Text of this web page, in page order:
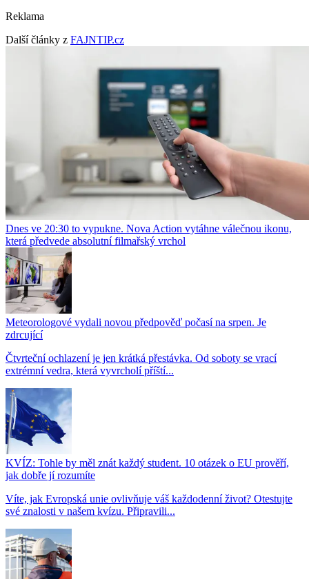
Reklama
Další články z FAJNTIP.cz
Dnes ve 20:30 to vypukne. Nova Action vytáhne válečnou ikonu,
která předvede absolutní filmařský vrchol
Meteorologové vydali novou předpověď počasí na srpen. Je
zdrcující
Čtvrteční ochlazení je jen krátká přestávka. Od soboty se vrací
extrémní vedra, která vyvrcholí příští...
KVÍZ: Tohle by měl znát každý student. 10 otázek o EU prověří,
jak dobře jí rozumíte
Víte, jak Evropská unie ovlivňuje váš každodenní život? Otestujte
své znalosti v našem kvízu. Připravili...